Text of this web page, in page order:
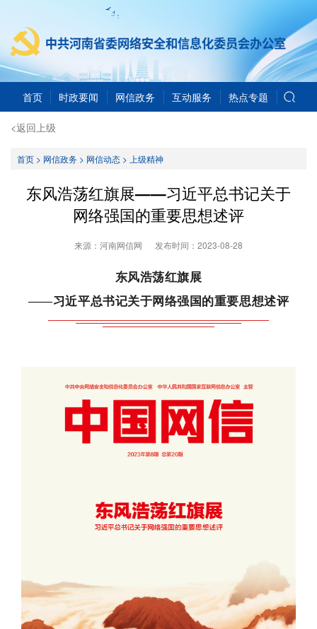
首页 时政要闻 网信政务 互动服务 热点专题
<返回上级
首页> 网信政务> 网信动态> 上级精神
东风浩荡红旗展——习近平总书记关于
网络强国的重要思想述评
来源：河南网信网 发布时间： 2023-08-28
东风浩荡红旗展
——习近平总书记关于网络强国的重要思想述评